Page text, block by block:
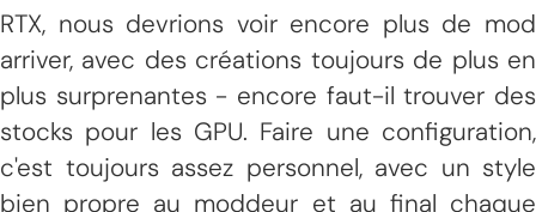
RTX, nous devrions voir encore plus de mod
arriver, avec des créations toujours de plus en
plus surprenantes - encore faut-il trouver des
stocks pour les GPU. Faire une configuration,
c'est toujours assez personnel, avec un style
bien propre au moddeur et au final chaque